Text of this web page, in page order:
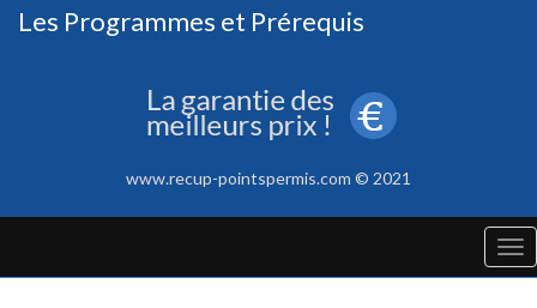
Les Programmes et Prérequis
www.recup-pointspermis.com © 2021